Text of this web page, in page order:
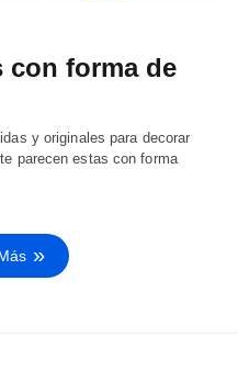
con forma de
y originales para decorar
parecen estas con forma